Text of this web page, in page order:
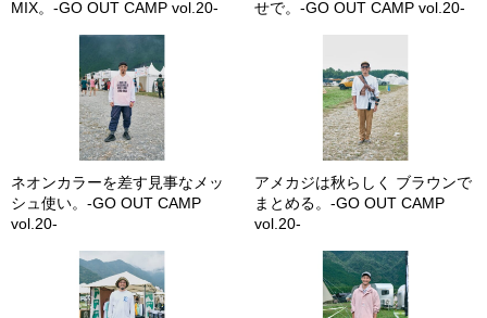
MIX。-GO OUT CAMP vol.20-
せで。-GO OUT CAMP vol.20-
ネオンカラーを差す見事なメッ
シュ使い。-GO OUT CAMP
vol.20-
アメカジは秋らしく ブラウンで
まとめる。-GO OUT CAMP
vol.20-